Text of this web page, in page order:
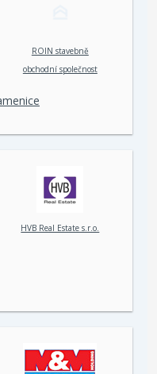
ROIN stavebně
obchodní společnost
HVB Real Estate s.r.o.